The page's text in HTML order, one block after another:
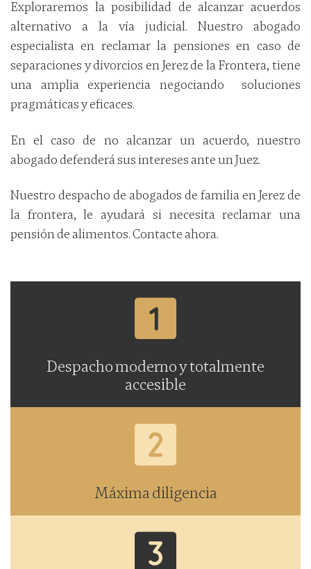
Despacho moderno y totalmente
accesible
Máxima diligencia
Exploraremos la posibilidad de alcanzar acuerdos
alternativo a la vía judicial. Nuestro abogado
especialista en reclamar la pensiones en caso de
separaciones y divorcios en Jerez de la Frontera, tiene
una amplia experiencia negociando soluciones
pragmáticas y eficaces.
En el caso de no alcanzar un acuerdo, nuestro
abogado defenderá sus intereses ante un Juez.
Nuestro despacho de abogados de familia en Jerez de
la frontera, le ayudará si necesita reclamar una
pensión de alimentos. Contacte ahora.